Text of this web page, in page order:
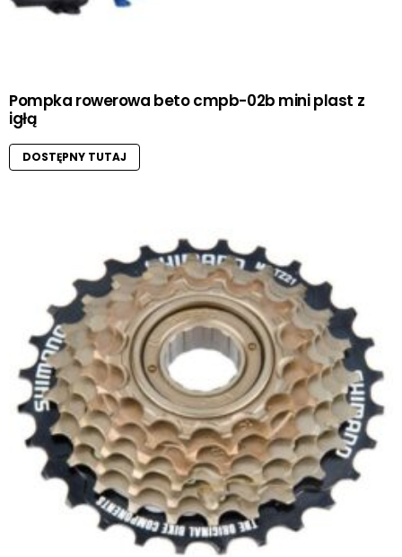
Pompka rowerowa beto cmpb-02b mini plast z
igłą
DOSTĘPNY TUTAJ